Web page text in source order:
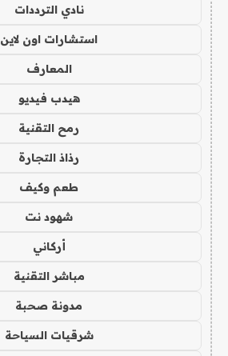
نادي الترددات
استشارات اون لاين
المعارف
هيدب فيديو
رمح التقنية
رذاذ التجارة
طعم وكيف
شهود نت
أركاني
مباشر التقنية
مدونة صحبة
شرقيات السياحة